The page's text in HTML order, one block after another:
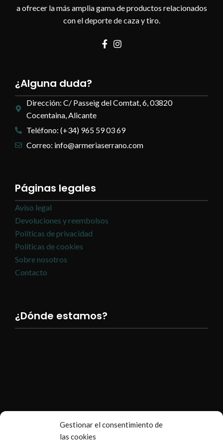
Gestionar el consentimiento de
las cookies
a ofrecer la más amplia gama de productos relacionados
con el deporte de caza y tiro.
¿Alguna duda?
Dirección: C/ Passeig del Comtat, 6, 03820
Cocentaina, Alicante
Teléfono: (+34) 965 59 03 69
Correo: info@armeriaserrano.com
Páginas legales
Aviso legal
Devoluciones y reembolsos
Políticas de privacidad
Políticas de cookies
Sobre nosotros
Contacto
¿Dónde estamos?